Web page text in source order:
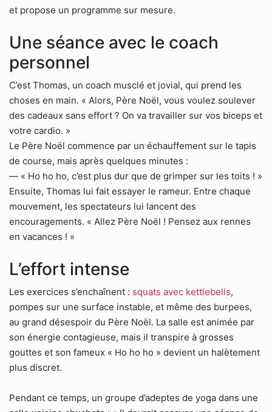
et propose un programme sur mesure.
Une séance avec le coach
personnel
C’est Thomas, un coach musclé et jovial, qui prend les
choses en main. « Alors, Père Noël, vous voulez soulever
des cadeaux sans effort ? On va travailler sur vos biceps et
votre cardio. »
Le Père Noël commence par un échauffement sur le tapis
de course, mais après quelques minutes :
— « Ho ho ho, c’est plus dur que de grimper sur les toits ! »
Ensuite, Thomas lui fait essayer le rameur. Entre chaque
mouvement, les spectateurs lui lancent des
encouragements. « Allez Père Noël ! Pensez aux rennes
en vacances ! »
L’effort intense
Les exercices s’enchaînent : squats avec kettlebells,
pompes sur une surface instable, et même des burpees,
au grand désespoir du Père Noël. La salle est animée par
son énergie contagieuse, mais il transpire à grosses
gouttes et son fameux « Ho ho ho » devient un halètement
plus discret.
Pendant ce temps, un groupe d’adeptes de yoga dans une